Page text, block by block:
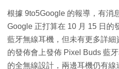
根據 9to5Google 的報導，有消
Google 正打算在 10 月 15 日的
藍牙無線耳機，但未有更多詳
的發佈會上發佈 Pixel Buds 藍
的全無線設計，兩邊耳機仍有